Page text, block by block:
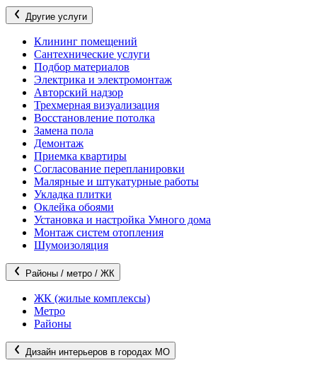
Другие услуги
Клининг помещений
Сантехнические услуги
Подбор материалов
Электрика и электромонтаж
Авторский надзор
Трехмерная визуализация
Восстановление потолка
Замена пола
Демонтаж
Приемка квартиры
Согласование перепланировки
Малярные и штукатурные работы
Укладка плитки
Оклейка обоями
Установка и настройка Умного дома
Монтаж систем отопления
Шумоизоляция
Районы / метро / ЖК
ЖК (жилые комплексы)
Метро
Районы
Дизайн интерьеров в городах МО